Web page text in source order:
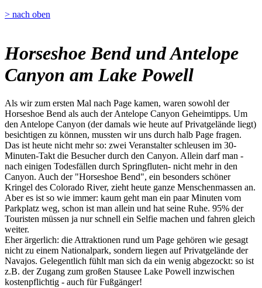
> nach oben
Horseshoe Bend und Antelope
Canyon am Lake Powell
Als wir zum ersten Mal nach Page kamen, waren sowohl der
Horseshoe Bend als auch der Antelope Canyon Geheimtipps. Um
den Antelope Canyon (der damals wie heute auf Privatgelände liegt)
besichtigen zu können, mussten wir uns durch halb Page fragen.
Das ist heute nicht mehr so: zwei Veranstalter schleusen im 30-
Minuten-Takt die Besucher durch den Canyon. Allein darf man -
nach einigen Todesfällen durch Springfluten- nicht mehr in den
Canyon. Auch der "Horseshoe Bend", ein besonders schöner
Kringel des Colorado River, zieht heute ganze Menschenmassen an.
Aber es ist so wie immer: kaum geht man ein paar Minuten vom
Parkplatz weg, schon ist man allein und hat seine Ruhe. 95% der
Touristen müssen ja nur schnell ein Selfie machen und fahren gleich
weiter.
Eher ärgerlich: die Attraktionen rund um Page gehören wie gesagt
nicht zu einem Nationalpark, sondern liegen auf Privatgelände der
Navajos. Gelegentlich fühlt man sich da ein wenig abgezockt: so ist
z.B. der Zugang zum großen Stausee Lake Powell inzwischen
kostenpflichtig - auch für Fußgänger!